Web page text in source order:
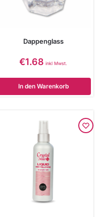
Dappenglass
€1.68 inkl Mwst.
In den Warenkorb